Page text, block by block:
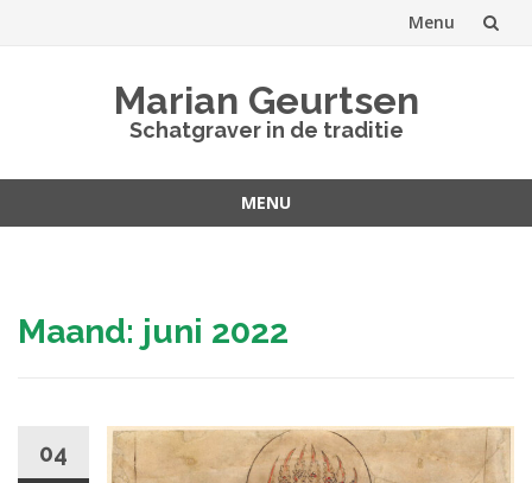
Menu
Marian Geurtsen
Schatgraver in de traditie
MENU
Maand: juni 2022
04